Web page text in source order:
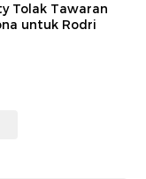
Tolak Tawaran
untuk Rodri